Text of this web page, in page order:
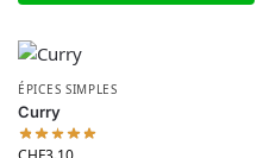
ÉPICES SIMPLES
Curry